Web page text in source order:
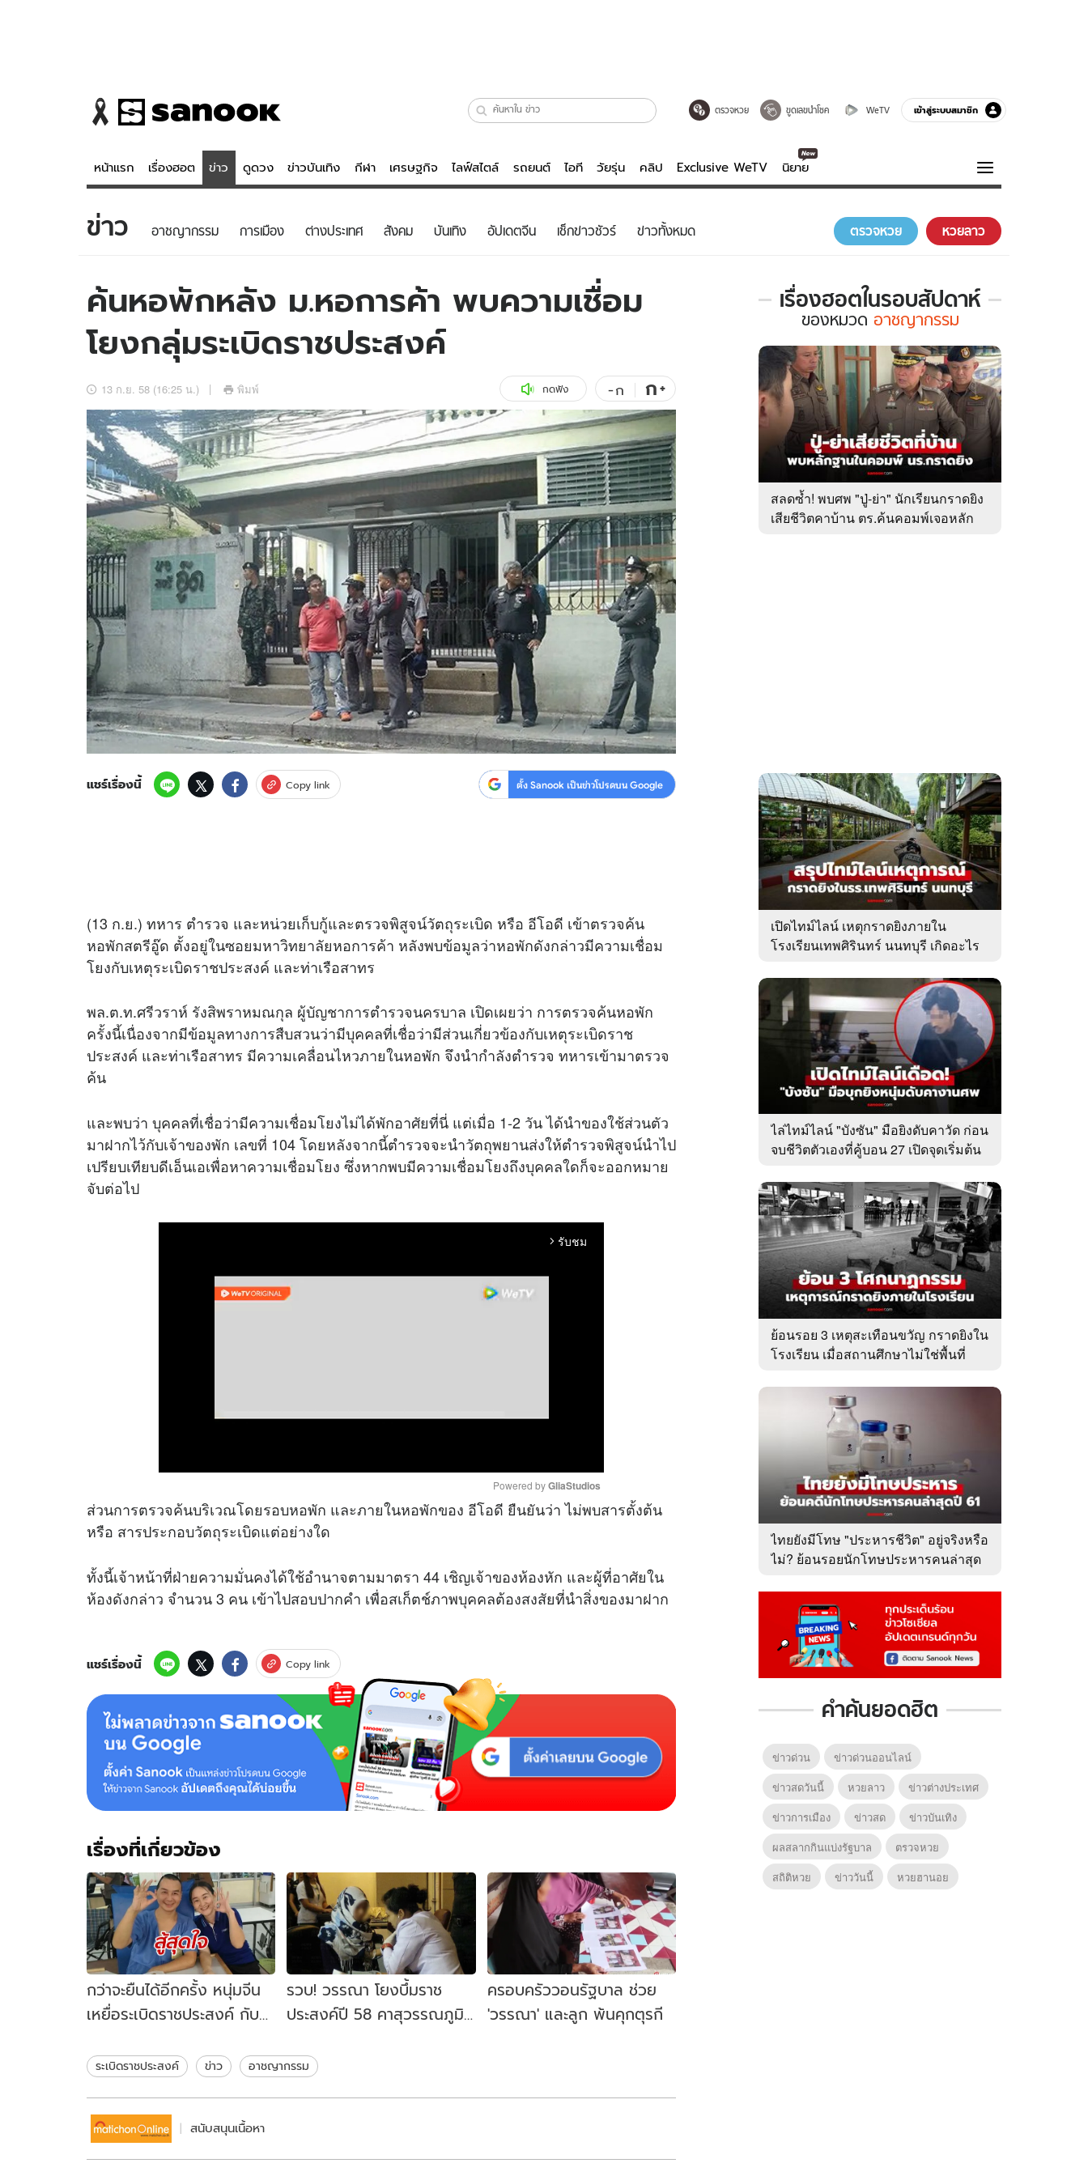
ตรวจหวย ขูดเลขนำโชค WeTV เข้าสู่ระบบสมาชิก
หน้าแรก เรื่องฮอต ข่าว ดูดวง ข่าวบันเทิง กีฬา เศรษฐกิจ ไลฟ์สไตล์ รถยนต์ ไอที วัยรุ่น คลิป Exclusive WeTV นิยาย
ข่าว
ข่าวบันเทิง
ข่าวกีฬา
ข่าวเศรษฐกิจ
อัปเดตจีน
เช็กข่าวชัวร์
ดูดวง - ตรวจหวย
สถิติหวยไทย
หวยลาว
ไลฟ์สไตล์
วัยรุ่น
สุขภาพ
เที่ยว-กิน
Tasteful Thailand
Sanook Choice
บันเทิงครบรส
ดูทีวี
WeTV
Exclusive WeTV
นิยาย
ความรู้รอบตัว
ฮาวทู
ดาวน์โหลดสนุกแอปฟรี ติดตามสนุกโซเชียลได้ที่
สงวนลิขสิทธิ์ © บริษัท อิมเมจ ฟิวเจอร์ (ประเทศไทย) จำกัด
ข่าว อาชญากรรม การเมือง ต่างประเทศ สังคม บันเทิง อัปเดตจีน เช็กข่าวชัวร์ ข่าวทั้งหมด ตรวจหวย หวยลาว
ค้นหอพักหลัง ม.หอการค้า พบความเชื่อม
โยงกลุ่มระเบิดราชประสงค์
13 ก.ย. 58 (16:25 น.) พิมพ์ กดฟัง -ก ก+
แชร์เรื่องนี้ Copy link ตั้ง Sanook เป็นข่าวโปรดบน Google
(13 ก.ย.) ทหาร ตำรวจ และหน่วยเก็บกู้และตรวจพิสูจน์วัตถุระเบิด หรือ อีโอดี เข้าตรวจค้น
หอพักสตรีอู๊ด ตั้งอยู่ในซอยมหาวิทยาลัยหอการค้า หลังพบข้อมูลว่าหอพักดังกล่าวมีความเชื่อม
โยงกับเหตุระเบิดราชประสงค์ และท่าเรือสาทร
พล.ต.ท.ศรีวราห์ รังสิพราหมณกุล ผู้บัญชาการตำรวจนครบาล เปิดเผยว่า การตรวจค้นหอพัก
ครั้งนี้เนื่องจากมีข้อมูลทางการสืบสวนว่ามีบุคคลที่เชื่อว่ามีส่วนเกี่ยวข้องกับเหตุระเบิดราช
ประสงค์ และท่าเรือสาทร มีความเคลื่อนไหวภายในหอพัก จึงนำกำลังตำรวจ ทหารเข้ามาตรวจ
ค้น
และพบว่า บุคคลที่เชื่อว่ามีความเชื่อมโยงไม่ได้พักอาศัยที่นี่ แต่เมื่อ 1-2 วัน ได้นำของใช้ส่วนตัว
มาฝากไว้กับเจ้าของพัก เลขที่ 104 โดยหลังจากนี้ตำรวจจะนำวัตถุพยานส่งให้ตำรวจพิสูจน์นำไป
เปรียบเทียบดีเอ็นเอเพื่อหาความเชื่อมโยง ซึ่งหากพบมีความเชื่อมโยงถึงบุคคลใดก็จะออกหมาย
จับต่อไป
arrow_forward_ios รับชม
t
e
Powered by GliaStudios
ส่วนการตรวจค้นบริเวณโดยรอบหอพัก และภายในหอพักของ อีโอดี ยืนยันว่า ไม่พบสารตั้งต้น
หรือ สารประกอบวัตถุระเบิดแต่อย่างใด
ทั้งนี้เจ้าหน้าที่ฝ่ายความมั่นคงได้ใช้อำนาจตามมาตรา 44 เชิญเจ้าของห้องหัก และผู้ที่อาศัยใน
ห้องดังกล่าว จำนวน 3 คน เข้าไปสอบปากคำ เพื่อสเก็ตช์ภาพบุคคลต้องสงสัยที่นำสิ่งของมาฝาก
แชร์เรื่องนี้ Copy link
เรื่องที่เกี่ยวข้อง
กว่าจะยืนได้อีกครั้ง หนุ่มจีน
เหยื่อระเบิดราชประสงค์ กับ
ครึ่ง
รวบ! วรรณา โยงบึ้มราช
ประสงค์ปี 58 คาสุวรรณภูมิ
​ครอบครัววอนรัฐบาล ช่วย
'วรรณา' และลูก พ้นคุกตุรกี
ระเบิดราชประสงค์ ข่าว อาชญากรรม
สนับสนุนเนื้อหา
เรื่องฮอตในรอบสัปดาห์
เรื่อง
ใน
รอบ
สัปดาห์
ของ
หมวด
อาชญากรรม
ของหมวด อาชญากรรม
สลดซ้ำ! พบศพ "ปู่-ย่า" นักเรียนกราดยิง
เสียชีวิตคาบ้าน ตร.ค้นคอมพ์เจอหลัก
เปิดไทม์ไลน์ เหตุกราดยิงภายใน
โรงเรียนเทพศิรินทร์ นนทบุรี เกิดอะไร
ไล่ไทม์ไลน์ "บังซัน" มือยิงดับคาวัด ก่อน
จบชีวิตตัวเองที่คู้บอน 27 เปิดจุดเริ่มต้น
ย้อนรอย 3 เหตุสะเทือนขวัญ กราดยิงใน
โรงเรียน เมื่อสถานศึกษาไม่ใช่พื้นที่
ไทยยังมีโทษ "ประหารชีวิต" อยู่จริงหรือ
ไม่? ย้อนรอยนักโทษประหารคนล่าสุด
คำค้นยอดฮิต
ข่าวด่วน
ข่าวด่วนออนไลน์
ข่าวสดวันนี้
หวยลาว
ข่าวต่างประเทศ
ข่าวการเมือง
ข่าวสด
ข่าวบันเทิง
ผลสลากกินแบ่งรัฐบาล
ตรวจหวย
สถิติหวย
ข่าววันนี้ หวยฮานอย